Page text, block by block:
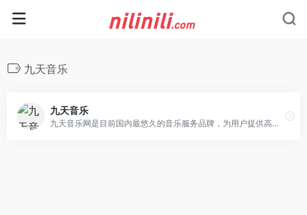
九天音乐
九天音乐
九天音乐网是目前国内最悠久的音乐服务品牌，为用户提供高品质音乐免费试听、正版音乐下载、MV观看、唱片购买。平台汇聚了众多优质音乐人和歌手，拥有流行、民谣、电子、摇滚等十多个流派的原创音乐作品。